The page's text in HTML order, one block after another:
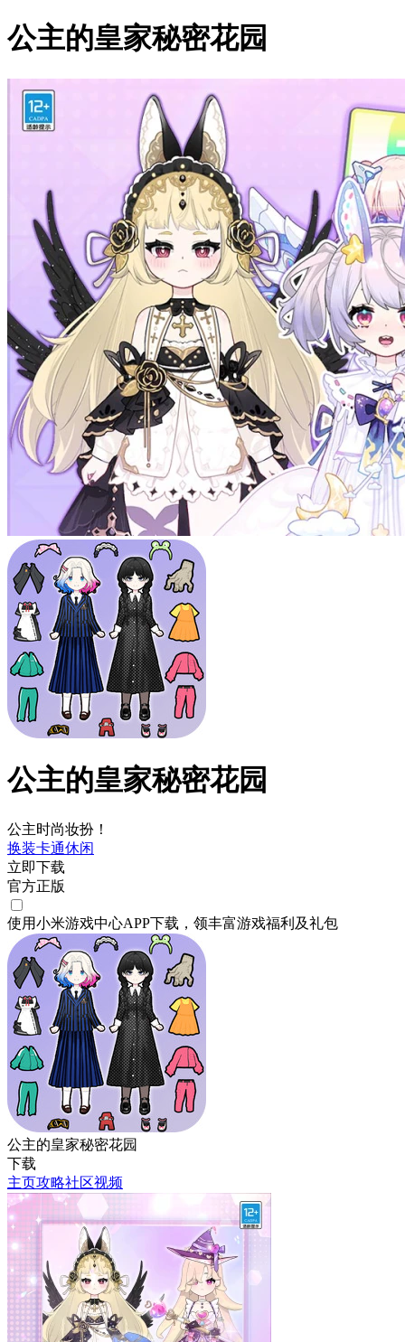
公主的皇家秘密花园
公主的皇家秘密花园
公主时尚妆扮！
换装卡通休闲
立即下载
官方正版
使用小米游戏中心APP下载 ，领丰富游戏福利 及礼包
公主的皇家秘密花园
下载
主页攻略社区视频